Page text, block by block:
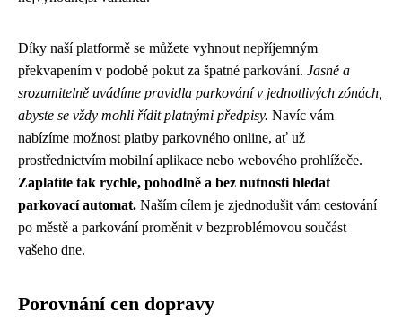
Díky naší platformě se můžete vyhnout nepříjemným
překvapením v podobě pokut za špatné parkování. Jasně a
srozumitelně uvádíme pravidla parkování v jednotlivých zónách,
abyste se vždy mohli řídit platnými předpisy. Navíc vám
nabízíme možnost platby parkovného online, ať už
prostřednictvím mobilní aplikace nebo webového prohlížeče.
Zaplatíte tak rychle, pohodlně a bez nutnosti hledat
parkovací automat. Naším cílem je zjednodušit vám cestování
po městě a parkování proměnit v bezproblémovou součást
vašeho dne.
Porovnání cen dopravy